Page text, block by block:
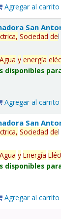
Agregar al carrito
San
Sociedad de
Agua y energía
disponibles
Agregar al carrito
San
Sociedad de
Agua y Energía
disponibles
Agregar al carrito